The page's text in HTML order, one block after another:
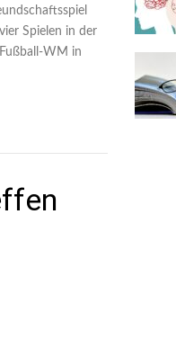
Spielen in der
WM in